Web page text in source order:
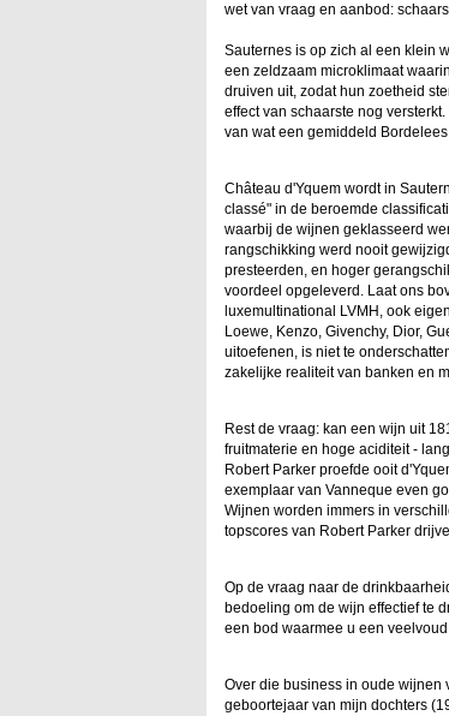
wet van vraag en aanbod:
Sauternes is op zich al een klein
een zeldzaam microklimaat
druiven uit, zodat hun zoetheid
effect van schaarste nog
van wat een gemiddeld
Château d'Yquem wordt in
classé" in de beroemde
waarbij de wijnen geklasseerd
rangschikking werd nooit
presteerden, en hoger
voordeel opgeleverd. Laat ons
luxemultinational LVMH, ook
Loewe, Kenzo, Givenchy, Dior,
uitoefenen, is niet te
zakelijke realiteit van banken en
Rest de vraag: kan een wijn uit
fruitmaterie en hoge aciditeit -
Robert Parker proefde ooit
exemplaar van Vanneque even
Wijnen worden immers in
topscores van Robert Parker
Op de vraag naar de
bedoeling om de wijn effectief te
een bod waarmee u een
Over die business in oude wijnen
geboortejaar van mijn dochters